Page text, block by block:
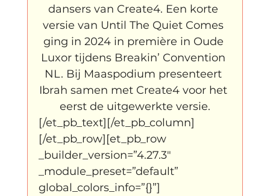
dansers van Create4. Een korte
versie van Until The Quiet Comes
ging in 2024 in première in Oude
Luxor tijdens Breakin’ Convention
NL. Bij Maaspodium presenteert
Ibrah samen met Create4 voor het
eerst de uitgewerkte versie.
[/et_pb_text][/et_pb_column]
[/et_pb_row][et_pb_row
_builder_version=”4.27.3″
_module_preset=”default”
global_colors_info=”{}”]